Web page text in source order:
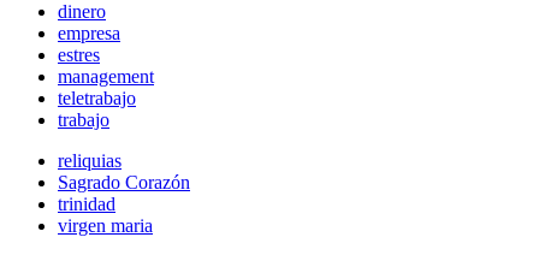
dinero
empresa
estres
management
teletrabajo
trabajo
reliquias
Sagrado Corazón
trinidad
virgen maria